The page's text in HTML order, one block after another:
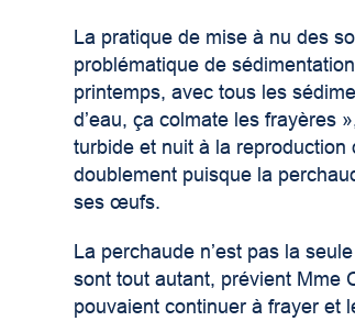
La pratique de mise à nu des
problématique de
printemps, avec tous les
d’eau, ça colmate les frayères
turbide et nuit à la
doublement puisque la
ses œufs.
La perchaude n’est pas la
sont tout autant, prévient Mme
pouvaient continuer à frayer et